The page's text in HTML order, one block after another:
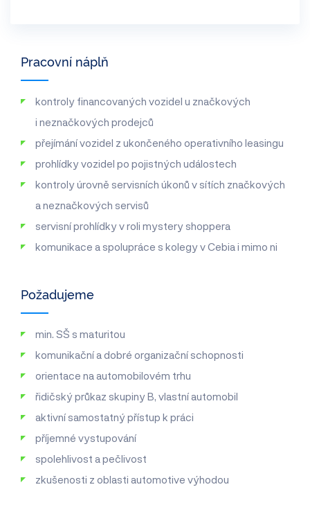
Pracovní náplň
kontroly financovaných vozidel u značkových
i neznačkových prodejců
přejímání vozidel z ukončeného operativního leasingu
prohlídky vozidel po pojistných událostech
kontroly úrovně servisních úkonů v sítích značkových
a neznačkových servisů
servisní prohlídky v roli mystery shoppera
komunikace a spolupráce s kolegy v Cebia i mimo ni
Požadujeme
min. SŠ s maturitou
komunikační a dobré organizační schopnosti
orientace na automobilovém trhu
řidičský průkaz skupiny B, vlastní automobil
aktivní samostatný přístup k práci
příjemné vystupování
spolehlivost a pečlivost
zkušenosti z oblasti automotive výhodou